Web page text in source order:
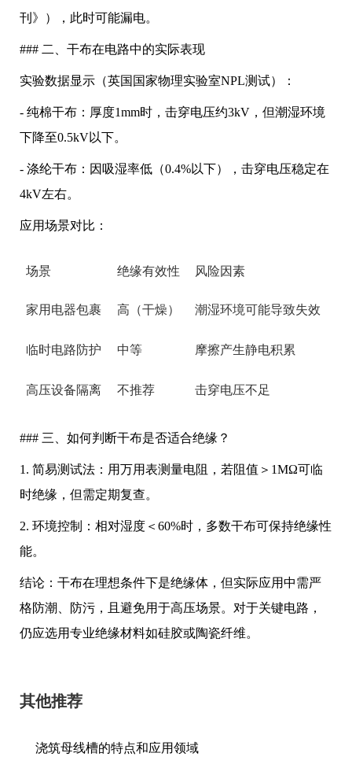
刊》），此时可能漏电。
### 二、干布在电路中的实际表现
实验数据显示（英国国家物理实验室NPL测试）：
- 纯棉干布：厚度1mm时，击穿电压约3kV，但潮湿环境
下降至0.5kV以下。
- 涤纶干布：因吸湿率低（0.4%以下），击穿电压稳定在
4kV左右。
应用场景对比：
场景 绝缘有效性 风险因素
家用电器包裹 高（干燥） 潮湿环境可能导致失效
临时电路防护 中等 摩擦产生静电积累
高压设备隔离 不推荐 击穿电压不足
### 三、如何判断干布是否适合绝缘？
1. 简易测试法：用万用表测量电阻，若阻值＞1MΩ可临
时绝缘，但需定期复查。
2. 环境控制：相对湿度＜60%时，多数干布可保持绝缘性
能。
结论：干布在理想条件下是绝缘体，但实际应用中需严
格防潮、防污，且避免用于高压场景。对于关键电路，
仍应选用专业绝缘材料如硅胶或陶瓷纤维。
其他推荐
浇筑母线槽的特点和应用领域